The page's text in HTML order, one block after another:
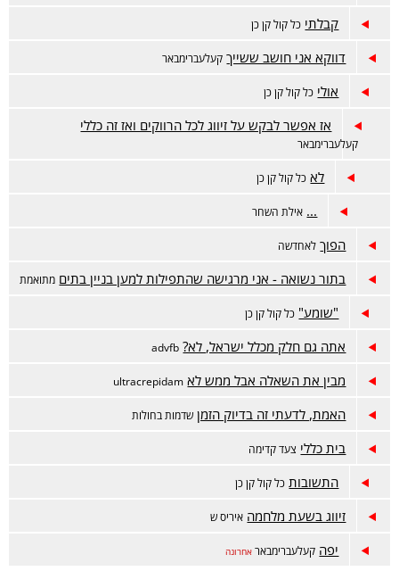
קבלתי כל קול קן כן
דווקא אני חושב ששייך קעלעברימבאר
אולי כל קול קן כן
אז אפשר לבקש על זיווג לכל הרווקים ואז זה כללי
קעלעברימבאר
לא כל קול קן כן
... אילת השחר
הפוך לאחדשה
בתור נשואה - אני מרגישה שהתפילות למען בניין בתים מתואמת
"שומע" כל קול קן כן
אתה גם חלק מכלל ישראל, לא? advfb
מבין את השאלה אבל ממש לא ultracrepidam
האמת, לדעתי זה בדיוק הזמן שדמות בחולות
בית כללי צעד קדימה
התשובות כל קול קן כן
זיווג בשעת מלחמה איריס ש
יפה קעלעברימבאר אחרונה